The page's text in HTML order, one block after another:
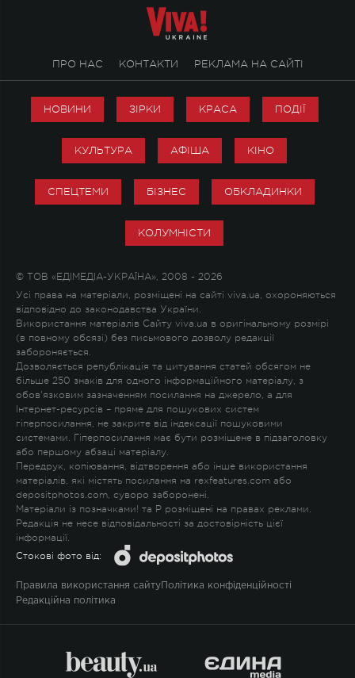
ПРО НАС КОНТАКТИ РЕКЛАМА НА САЙТІ
НОВИНИ ЗІРКИ КРАСА ПОДІЇ
КУЛЬТУРА АФІША КІНО
СПЕЦТЕМИ БІЗНЕС ОБКЛАДИНКИ
КОЛУМНІСТИ
© ТОВ «ЕДІМЕДІА-УКРАЇНА», 2008 - 2026
Усі права на матеріали, розміщені на сайті viva.ua, охороняються
відповідно до законодавства України.
Використання матеріалів Сайту viva.ua в оригінальному розмірі
(в повному обсязі) без письмового дозволу редакції
забороняється.
Дозволяється републікація та цитування статей обсягом не
більше 250 знаків для одного інформаційного матеріалу, з
обов'язковим зазначенням посилання на джерело, а для
Інтернет-ресурсів – пряме для пошукових систем
гіперпосилання, не закрите від індексації пошуковими
системами. Гіперпосилання має бути розміщене в підзаголовку
або першому абзаці матеріалу.
Передрук, копіювання, відтворення або інше використання
матеріалів, які містять посилання на rexfeatures.com або
depositphotos.com, суворо заборонені.
Матеріали із позначками! та P розміщені на правах реклами.
Редакція не несе відповідальності за достовірність цієї
інформації.
Стокові фото від:
Правила використання сайту Політика конфіденційності
Редакційна політика